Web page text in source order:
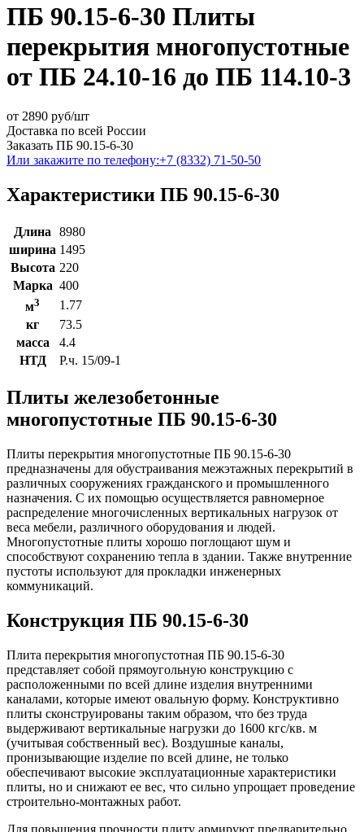
ПБ 90.15-6-30 Плиты
перекрытия многопустотные
от ПБ 24.10-16 до ПБ 114.10-3
от 2890 руб/шт
Доставка по всей России
Заказать ПБ 90.15-6-30
Или закажите по телефону:+7 (8332) 71-50-50
Характеристики ПБ 90.15-6-30
Длина
8980
ширина 1495
Высота 220
Марка 400
м3
1.77
кг
73.5
масса
4.4
НТД
Р.ч. 15/09-1
Плиты железобетонные
многопустотные ПБ 90.15-6-30
Плиты перекрытия многопустотные ПБ 90.15-6-30
предназначены для обустраивания межэтажных перекрытий в
различных сооружениях гражданского и промышленного
назначения. С их помощью осуществляется равномерное
распределение многочисленных вертикальных нагрузок от
веса мебели, различного оборудования и людей.
Многопустотные плиты хорошо поглощают шум и
способствуют сохранению тепла в здании. Также внутренние
пустоты используют для прокладки инженерных
коммуникаций.
Конструкция ПБ 90.15-6-30
Плита перекрытия многопустотная ПБ 90.15-6-30
представляет собой прямоугольную конструкцию с
расположенными по всей длине изделия внутренними
каналами, которые имеют овальную форму. Конструктивно
плиты сконструированы таким образом, что без труда
выдерживают вертикальные нагрузки до 1600 кгс/кв. м
(учитывая собственный вес). Воздушные каналы,
пронизывающие изделие по всей длине, не только
обеспечивают высокие эксплуатационные характеристики
плиты, но и снижают ее вес, что сильно упрощает проведение
строительно-монтажных работ.
Для повышения прочности плиту армируют предварительно